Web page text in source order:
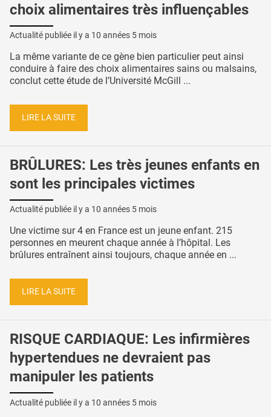
choix alimentaires très influençables
Actualité publiée il y a 10 années 5 mois
La même variante de ce gène bien particulier peut ainsi
conduire à faire des choix alimentaires sains ou malsains,
conclut cette étude de l’Université McGill ...
LIRE LA SUITE
BRÛLURES: Les très jeunes enfants en
sont les principales victimes
Actualité publiée il y a 10 années 5 mois
Une victime sur 4 en France est un jeune enfant. 215
personnes en meurent chaque année à l’hôpital. Les
brûlures entraînent ainsi toujours, chaque année en ...
LIRE LA SUITE
RISQUE CARDIAQUE: Les infirmières
hypertendues ne devraient pas
manipuler les patients
Actualité publiée il y a 10 années 5 mois